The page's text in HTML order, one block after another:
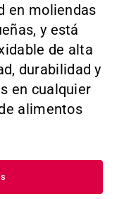
en moliendas
y está
de alta
durabilidad y
en cualquier
alimentos